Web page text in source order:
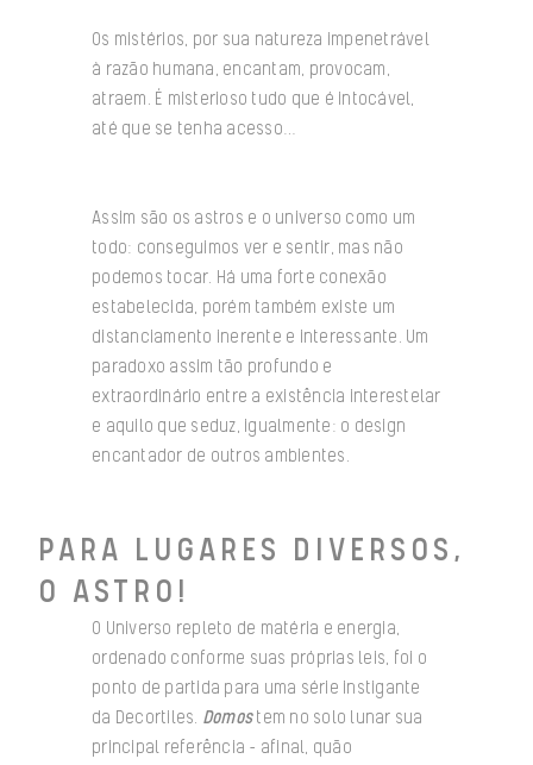
Os mistérios, por sua natureza impenetrável
à razão humana, encantam, provocam,
atraem. É misterioso tudo que é intocável,
até que se tenha acesso…
Assim são os astros e o universo como um
todo: conseguimos ver e sentir, mas não
podemos tocar. Há uma forte conexão
estabelecida, porém também existe um
distanciamento inerente e interessante. Um
paradoxo assim tão profundo e
extraordinário entre a existência interestelar
e aquilo que seduz, igualmente: o design
encantador de outros ambientes.
PARA LUGARES DIVERSOS,
O ASTRO!
O Universo repleto de matéria e energia,
ordenado conforme suas próprias leis, foi o
ponto de partida para uma série instigante
da Decortiles. Domostem no solo lunar sua
principal referência – afinal, quão